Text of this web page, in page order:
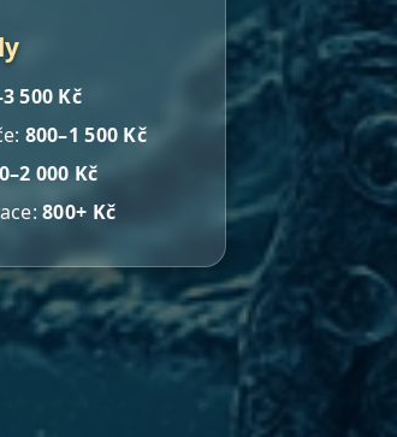
500 Kč
800–1 500 Kč
000 Kč
800+ Kč